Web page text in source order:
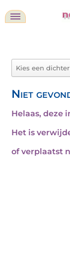
Niet
Helaas, deze
Het is
of verplaatst